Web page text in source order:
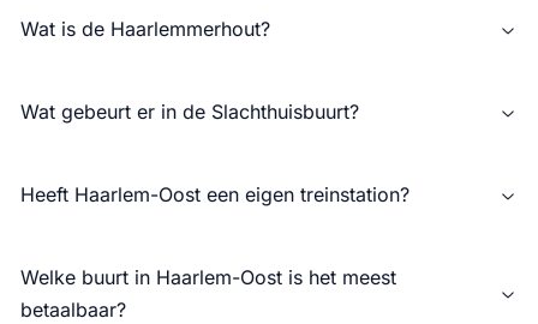
Wat is de Haarlemmerhout?
Wat gebeurt er in de Slachthuisbuurt?
Heeft Haarlem-Oost een eigen treinstation?
Welke buurt in Haarlem-Oost is het meest
betaalbaar?